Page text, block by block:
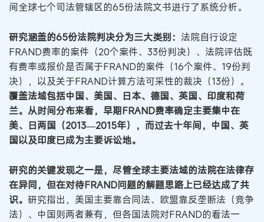
间全球七个司法管辖区的65份法院文书进行了系统分析。
研究涵盖的65份法院判决分为三大类别： 法院自行设定
FRAND费率的案件（20个案件、33份判决）、法院评估既
有费率或报价是否属于FRAND的案件（16个案件、19份判
决），以及关于FRAND计算方法可采性的裁决（13份）。
覆盖法域包括中国、美国、日本、德国、英国、印度和荷
兰。从时间分布来看，早期FRAND费率确定主要集中在
美、日两国（2013—2015年），而过去十年间，中国、英
国以及印度已成为主要诉讼地。
研究的关键发现之一是，尽管全球主要法域的法院在法律存
在异同，但在对待FRAND问题的解题思路上已经达成了共
识。 研究指出，美国主要靠合同法、欧盟靠反垄断法（竞争
法）、中国则两者兼有，但各国法院对FRAND的看法一